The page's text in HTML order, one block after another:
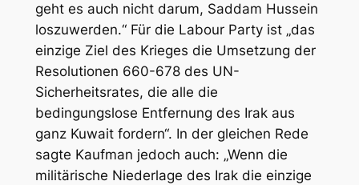
geht es auch nicht darum, Saddam Hussein
loszuwerden.“ Für die Labour Party ist „das
einzige Ziel des Krieges die Umsetzung der
Resolutionen 660-678 des UN-
Sicherheitsrates, die alle die
bedingungslose Entfernung des Irak aus
ganz Kuwait fordern“. In der gleichen Rede
sagte Kaufman jedoch auch: „Wenn die
militärische Niederlage des Irak die einzige